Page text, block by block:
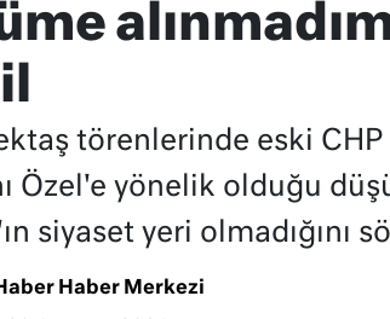
törenlerinde eski
Özel'e yönelik olduğu
siyaset yeri olmadığını
Haber Merkezi